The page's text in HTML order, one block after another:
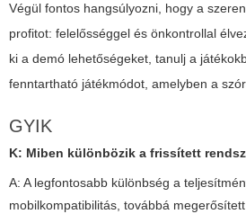
Végül fontos hangsúlyozni, hogy a
profitot: felelősséggel és önkontrollal
ki a demó lehetőségeket, tanulj a
fenntartható játékmódot, amelyben a
GYIK
K: Miben különbözik a frissített
A: A legfontosabb különbség a
mobilkompatibilitás, továbbá